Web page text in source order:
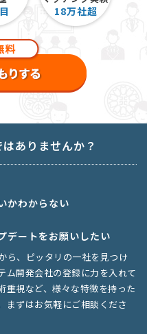
18万社超
ありませんか？
かわからない
デートをお願いしたい
ら、ピッタリの一社を見つけ
ム開発会社の登録に力を入れて
重視など、様々な特徴を持った
まずはお気軽にご相談くださ